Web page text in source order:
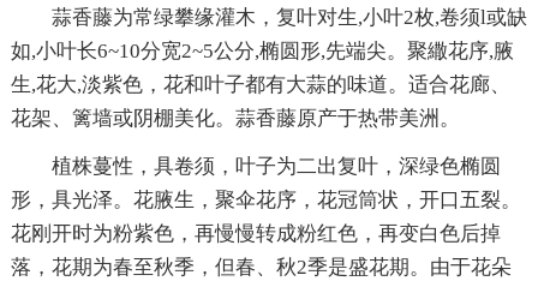
蒜香藤为常绿攀缘灌木，复叶对生,小叶2枚,卷须l或缺
如,小叶长6~10分宽2~5公分,椭圆形,先端尖。聚繖花序,腋
生,花大,淡紫色，花和叶子都有大蒜的味道。适合花廊、
花架、篱墙或阴棚美化。蒜香藤原产于热带美洲。
植株蔓性，具卷须，叶子为二出复叶，深绿色椭圆
形，具光泽。花腋生，聚伞花序，花冠筒状，开口五裂。
花刚开时为粉紫色，再慢慢转成粉红色，再变白色后掉
落，花期为春至秋季，但春、秋2季是盛花期。由于花朵